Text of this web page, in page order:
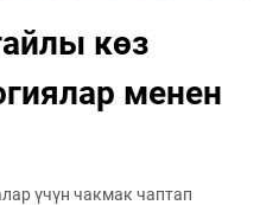
көз
менен
үчүн чакмак чаптап